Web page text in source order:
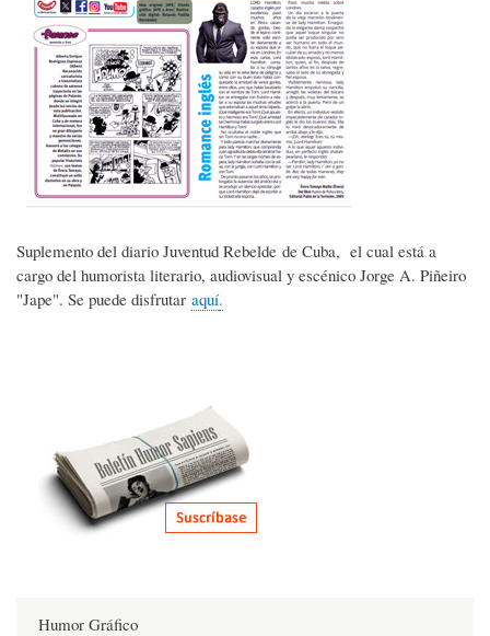
Suplemento del diario Juventud Rebelde de Cuba, el cual está a
cargo del humorista literario, audiovisual y escénico Jorge A. Piñeiro
"Jape". Se puede disfrutar aquí.
Humor Gráfico